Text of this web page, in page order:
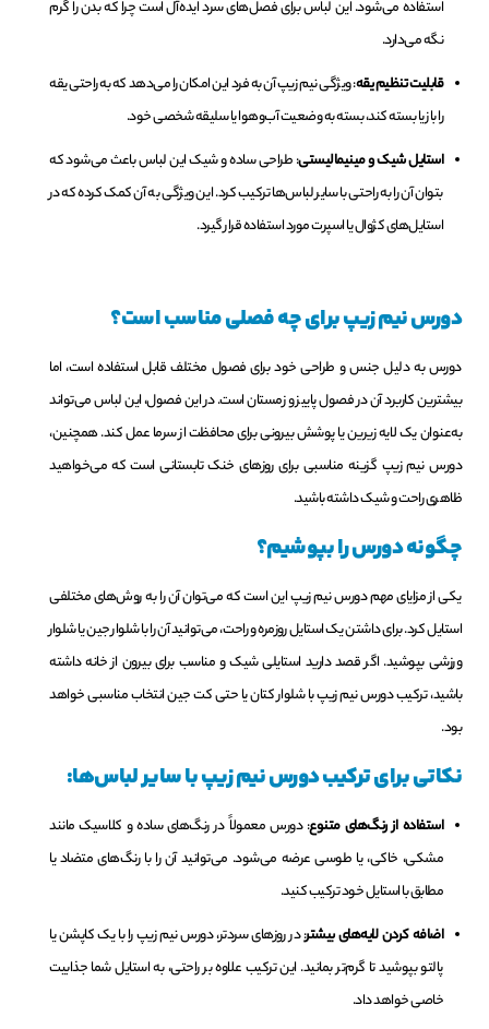
استفاده می‌شود. این لباس برای فصل‌های سرد ایده‌آل است چرا که بدن را گرم
نگه می‌دارد.
قابلیت تنظیم یقه: ویژگی نیم زیپ آن به فرد این امکان را می‌دهد که به راحتی یقه
را باز یا بسته کند، بسته به وضعیت آب‌وهوا یا سلیقه شخصی خود.
استایل شیک و مینیمالیستی: طراحی ساده و شیک این لباس باعث می‌شود که
بتوان آن را به راحتی با سایر لباس‌ها ترکیب کرد. این ویژگی به آن کمک کرده که در
استایل‌های کژوال یا اسپرت مورد استفاده قرار گیرد.
دورس نیم زیپ برای چه فصلی مناسب است؟
دورس به دلیل جنس و طراحی خود برای فصول مختلف قابل استفاده است، اما
بیشترین کاربرد آن در فصول پاییز و زمستان است. در این فصول، این لباس می‌تواند
به‌عنوان یک لایه زیرین یا پوشش بیرونی برای محافظت از سرما عمل کند. همچنین،
دورس نیم زیپ گزینه مناسبی برای روزهای خنک تابستانی است که می‌خواهید
ظاهری راحت و شیک داشته باشید.
چگونه دورس را بپوشیم؟
یکی از مزایای مهم دورس نیم زیپ این است که می‌توان آن را به روش‌های مختلفی
استایل کرد. برای داشتن یک استایل روزمره و راحت، می‌توانید آن را با شلوار جین یا شلوار
ورزشی بپوشید. اگر قصد دارید استایلی شیک و مناسب برای بیرون از خانه داشته
باشید، ترکیب دورس نیم زیپ با شلوار کتان یا حتی کت جین انتخاب مناسبی خواهد
بود.
نکاتی برای ترکیب دورس نیم زیپ با سایر لباس‌ها:
استفاده از رنگ‌های متنوع: دورس معمولاً در رنگ‌های ساده و کلاسیک مانند
مشکی، خاکی، یا طوسی عرضه می‌شود. می‌توانید آن را با رنگ‌های متضاد یا
مطابق با استایل خود ترکیب کنید.
اضافه کردن لایه‌های بیشتر: در روزهای سردتر، دورس نیم زیپ را با یک کاپشن یا
پالتو بپوشید تا گرم‌تر بمانید. این ترکیب علاوه بر راحتی، به استایل شما جذابیت
خاصی خواهد داد.